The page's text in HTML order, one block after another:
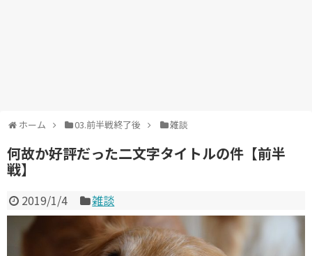
ホーム 03.前半戦終了後 雑談
何故か好評だった二文字タイトルの件【前半
戦】
2019/1/4 雑談